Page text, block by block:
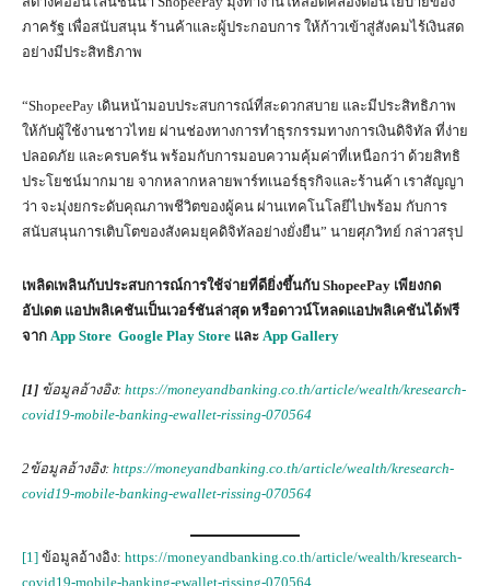
ภาครัฐ เพื่อสนับสนุน ร้านค้าและผู้ประกอบการ ให้ก้าวเข้าสู่สังคมไร้เงินสด
อย่างมีประสิทธิภาพ
“ShopeePay เดินหน้ามอบประสบการณ์ที่สะดวกสบาย และมีประสิทธิภาพ
ให้กับผู้ใช้งานชาวไทย ผ่านช่องทางการทำธุรกรรมทางการเงินดิจิทัล ที่ง่าย
ปลอดภัย และครบครัน พร้อมกับการมอบความคุ้มค่าที่เหนือกว่า ด้วยสิทธิ
ประโยชน์มากมาย จากหลากหลายพาร์ทเนอร์ธุรกิจและร้านค้า เราสัญญา
ว่า จะมุ่งยกระดับคุณภาพชีวิตของผู้คน ผ่านเทคโนโลยีไปพร้อม กับการ
สนับสนุนการเติบโตของสังคมยุคดิจิทัลอย่างยั่งยืน” นายศุภวิทย์ กล่าวสรุป
เพลิดเพลินกับประสบการณ์การใช้จ่ายที่ดียิ่งขึ้นกับ ShopeePay เพียงกด
อัปเดต แอปพลิเคชันเป็นเวอร์ชันล่าสุด หรือดาวน์โหลดแอปพลิเคชันได้ฟรี
จาก App Store Google Play Store และ App Gallery
[1] ข้อมูลอ้างอิง: https://moneyandbanking.co.th/article/wealth/kresearch-
covid19-mobile-banking-ewallet-rissing-070564
2ข้อมูลอ้างอิง: https://moneyandbanking.co.th/article/wealth/kresearch-
covid19-mobile-banking-ewallet-rissing-070564
[1] ข้อมูลอ้างอิง: https://moneyandbanking.co.th/article/wealth/kresearch-
covid19-mobile-banking-ewallet-rissing-070564